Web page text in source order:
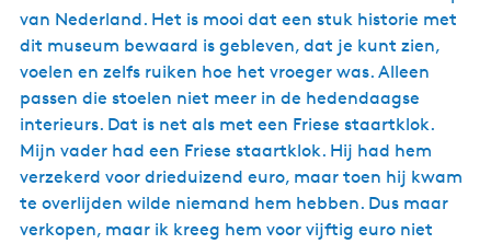
van Nederland. Het is mooi dat een stuk historie met
dit museum bewaard is gebleven, dat je kunt zien,
voelen en zelfs ruiken hoe het vroeger was. Alleen
passen die stoelen niet meer in de hedendaagse
interieurs. Dat is net als met een Friese staartklok.
Mijn vader had een Friese staartklok. Hij had hem
verzekerd voor drieduizend euro, maar toen hij kwam
te overlijden wilde niemand hem hebben. Dus maar
verkopen, maar ik kreeg hem voor vijftig euro niet